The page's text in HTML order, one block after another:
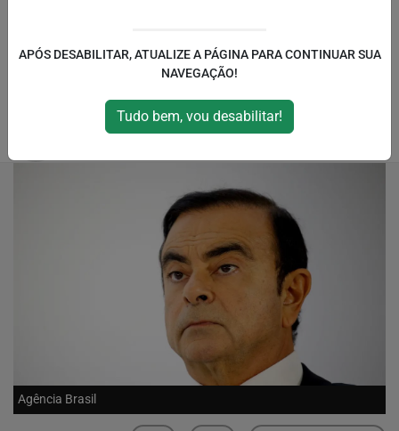
O caso que chocou o mundo e continua a
Toshio Sudo
Agência Brasil
APÓS DESABILITAR, ATUALIZE A PÁGINA PARA CONTINUAR SUA
NAVEGAÇÃO!
Tudo bem, vou desabilitar!